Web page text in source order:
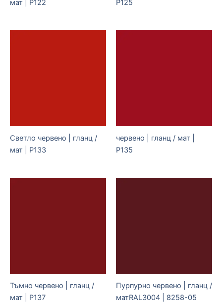
мат | P122
P125
Светло червено | гланц /
мат | P133
червено | гланц / мат |
P135
Тъмно червено | гланц /
мат | P137
Пурпурно червено | гланц /
матRAL3004 | 8258-05